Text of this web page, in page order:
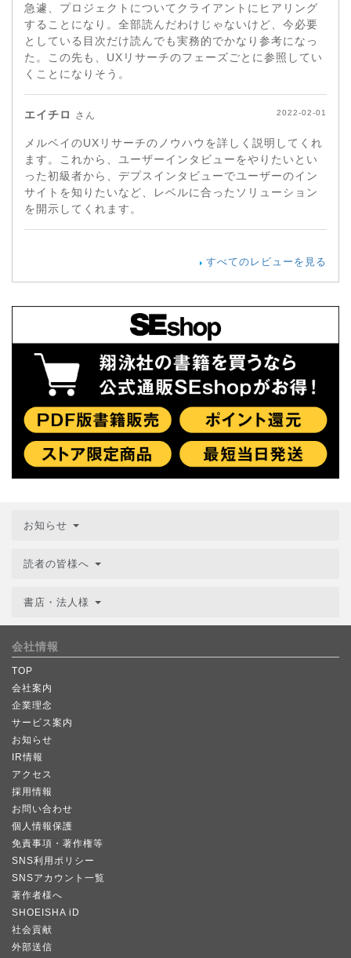
急遽、プロジェクトについてクライアントにヒアリング
することになり。全部読んだわけじゃないけど、今必要
としている目次だけ読んでも実務的でかなり参考になっ
た。この先も、UXリサーチのフェーズごとに参照してい
くことになりそう。
エイチロ さん 2022-02-01
メルベイのUXリサーチのノウハウを詳しく説明してくれ
ます。これから、ユーザーインタビューをやりたいとい
った初級者から、デプスインタビューでユーザーのイン
サイトを知りたいなど、レベルに合ったソリューション
を開示してくれます。
すべてのレビューを見る
お知らせ
読者の皆様へ
書店・法人様
会社情報
TOP
会社案内
企業理念
サービス案内
お知らせ
IR情報
アクセス
採用情報
お問い合わせ
個人情報保護
免責事項・著作権等
SNS利用ポリシー
SNSアカウント一覧
著作者様へ
SHOEISHA iD
社会貢献
外部送信